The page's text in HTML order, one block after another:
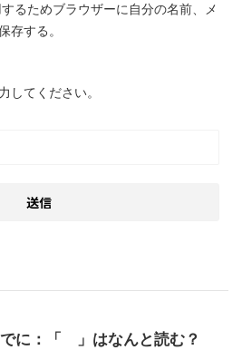
るためブラウザーに自分の名前、メ
存する。
してください。
に：「ゟ」はなんと読む？